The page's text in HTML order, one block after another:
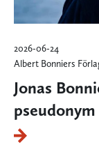
2026-06-24
Albert Bonniers
Jonas